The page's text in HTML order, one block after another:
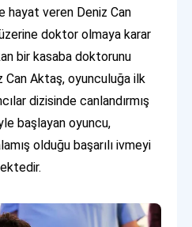
hayat veren Deniz Can
doktor olmaya karar
bir kasaba doktorunu
Can Aktaş, oyunculuğa ilk
dizisinde canlandırmış
başlayan oyuncu,
olduğu başarılı ivmeyi